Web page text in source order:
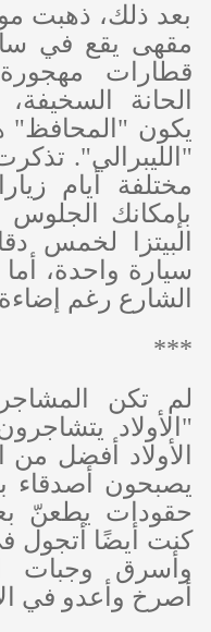
بعد ذلك، ذهبت
مقهى يقع في
قطارات
الحانة
يكون "المحافظ"
"الليبرالي".
مختلفة أيام
بإمكانك
البيتزا لخمس
سيارة واحدة، أما
الشارع رغم
***
لم تكن
"الأولاد
الأولاد أفضل من
يصبحون أصدقاء
حقودات يطعنّ
كنت أيضًا أتجول
وأسرق وجبات
أصرخ وأعدو في